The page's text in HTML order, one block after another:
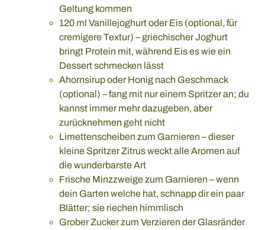
Geltung kommen
120 ml Vanillejoghurt oder Eis (optional, für
cremigere Textur) – griechischer Joghurt
bringt Protein mit, während Eis es wie ein
Dessert schmecken lässt
Ahornsirup oder Honig nach Geschmack
(optional) – fang mit nur einem Spritzer an; du
kannst immer mehr dazugeben, aber
zurücknehmen geht nicht
Limettenscheiben zum Garnieren – dieser
kleine Spritzer Zitrus weckt alle Aromen auf
die wunderbarste Art
Frische Minzzweige zum Garnieren – wenn
dein Garten welche hat, schnapp dir ein paar
Blätter; sie riechen himmlisch
Grober Zucker zum Verzieren der Glasränder